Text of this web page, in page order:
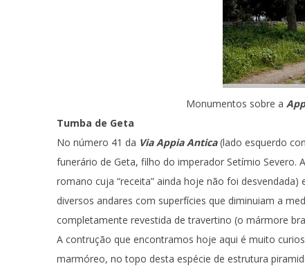
Monumentos sobre a
Tumba de Geta
No número 41 da Via Appia Antica(lado esquerdo
funerário de Geta, filho do imperador Setímio Severo.
romano cuja “receita” ainda hoje não foi
diversos andares com superfícies que diminuiam a
completamente revestida de travertino (o mármore
A contrução que encontramos hoje aqui é muito
marmóreo, no topo desta espécie de estrutura